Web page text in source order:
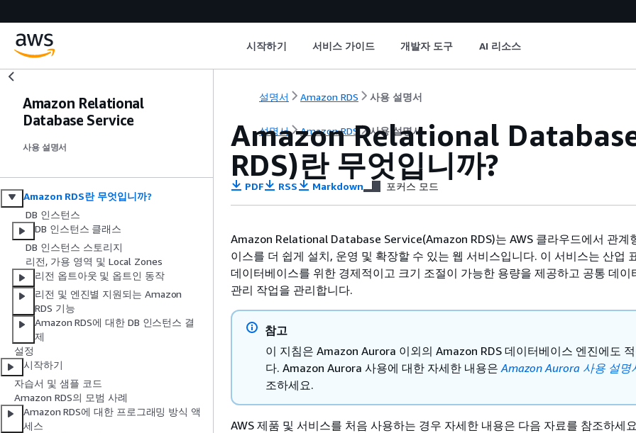
시작하기 서비스 가이드 개발자 도구 AI 리소스
Amazon Relational
Database Service
사용 설명서
Amazon RDS란 무엇입니까?
DB 인스턴스
DB 인스턴스 클래스
DB 인스턴스 스토리지
리전, 가용 영역 및 Local Zones
리전 옵트아웃 및 옵트인 동작
리전 및 엔진별 지원되는 Amazon
RDS 기능
Amazon RDS에 대한 DB 인스턴스 결
제
설정
시작하기
자습서 및 샘플 코드
Amazon RDS의 모범 사례
Amazon RDS에 대한 프로그래밍 방식 액
세스
설명서 Amazon RDS 사용 설명서
설명서 Amazon RDS 사용 설명서
Amazon Relational
RDS)란 무엇입니까?
PDF RSS Markdown 포커스 모드
Amazon Relational Database Service(Amazon RDS)는 AWS 클라우드에서 관계
이스를 더 쉽게 설치, 운영 및 확장할 수 있는 웹 서비스입니다. 이 서비스는 산업
데이터베이스를 위한 경제적이고 크기 조절이 가능한 용량을 제공하고 공통 데이
관리 작업을 관리합니다.
참고
이 지침은 ​Amazon Aurora 이외의 Amazon RDS 데이터베이스 엔진에도
다. Amazon Aurora 사용에 대한 자세한 내용은Amazon Aurora 사용 설명
조하세요.
AWS 제품 및 서비스를 처음 사용하는 경우 자세한 내용은 다음 자료를 참조하세